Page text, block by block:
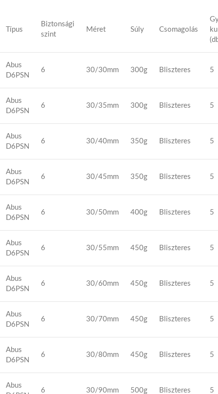
Típus
Biztonsági
szint
Méret Súly Csomagolás
Abus
D6PSN
6 30/30mm 300g Bliszteres 5
Abus
D6PSN
6 30/35mm 300g Bliszteres 5
Abus
D6PSN
6 30/40mm 350g Bliszteres 5
Abus
D6PSN
6 30/45mm 350g Bliszteres 5
Abus
D6PSN
6 30/50mm 400g Bliszteres 5
Abus
D6PSN
6 30/55mm 450g Bliszteres 5
Abus
D6PSN
6 30/60mm 450g Bliszteres 5
Abus
D6PSN
6 30/70mm 450g Bliszteres 5
Abus
D6PSN
6 30/80mm 450g Bliszteres 5
Abus
6 30/90mm 500g Bliszteres 5